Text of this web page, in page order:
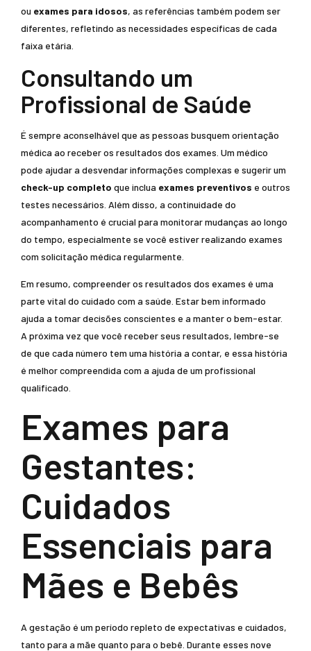
ou exames para idosos, as referências também podem ser
diferentes, refletindo as necessidades específicas de cada
faixa etária.
Consultando um
Profissional de Saúde
É sempre aconselhável que as pessoas busquem orientação
médica ao receber os resultados dos exames. Um médico
pode ajudar a desvendar informações complexas e sugerir um
check-up completo que inclua exames preventivos e outros
testes necessários. Além disso, a continuidade do
acompanhamento é crucial para monitorar mudanças ao longo
do tempo, especialmente se você estiver realizando exames
com solicitação médica regularmente.
Em resumo, compreender os resultados dos exames é uma
parte vital do cuidado com a saúde. Estar bem informado
ajuda a tomar decisões conscientes e a manter o bem-estar.
A próxima vez que você receber seus resultados, lembre-se
de que cada número tem uma história a contar, e essa história
é melhor compreendida com a ajuda de um profissional
qualificado.
Exames para
Gestantes:
Cuidados
Essenciais para
Mães e Bebês
A gestação é um período repleto de expectativas e cuidados,
tanto para a mãe quanto para o bebê. Durante esses nove